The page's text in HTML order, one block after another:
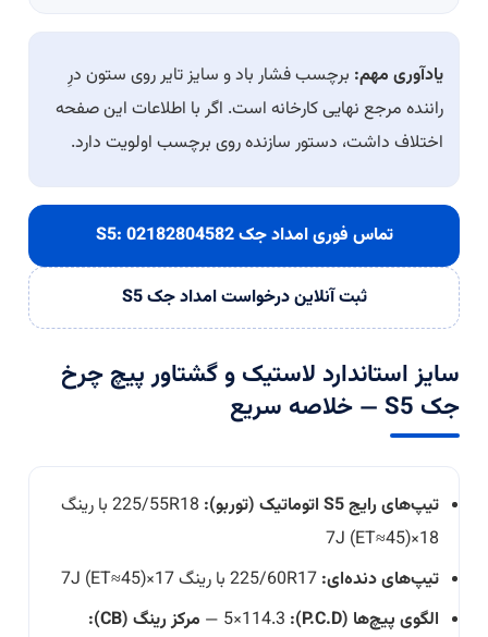
یادآوری مهم: برچسب فشار باد و سایز تایر روی ستون درِ
راننده مرجع نهایی کارخانه است. اگر با اطلاعات این صفحه
اختلاف داشت، دستور سازنده روی برچسب اولویت دارد.
تماس فوری امداد جک S5:02182804582
ثبت آنلاین درخواست امداد جک S5
سایز استاندارد لاستیک و گشتاور پیچ چرخ
جک S5 — خلاصه سریع
تیپ‌های رایج S5 اتوماتیک (توربو):
225/55R18 با رینگ
18×7J (ET≈45)
تیپ‌های دنده‌ای:
الگوی پیچ‌ها (P.C.D):
مرکز رینگ (CB):